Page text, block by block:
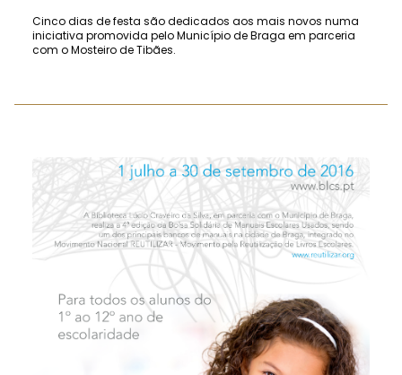
Cinco dias de festa são dedicados aos mais novos numa
iniciativa promovida pelo Município de Braga em parceria
com o Mosteiro de Tibães.